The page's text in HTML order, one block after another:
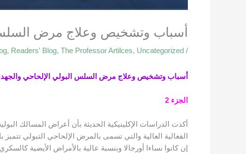
أسباب وتشخيص وعلاج مرض السلس
/
, Readers' Blog, The Professor Artilces, Uncategorized
أسباب وتشخيص وعلاج مرض السلس البولي الإلحاحي
الجزء 2
أكدت الدراسات الإكلينيكية الحديثة بأن أعراض المسالك
الفعالية العالية والتي تسمى بالمرض الإلحاحي التبولي
إن كانوا نساءا أورجالا وبنسبة عالية بالأمراض الأيضية